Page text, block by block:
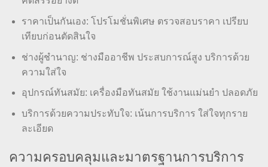
ราคาเป็นกันเอง: โปรโมชั่นพิเศษ ตรวจสอบราคา เปรียบ
เทียบก่อนตัดสินใจ
ช่างผู้ชำนาญ: ช่างมืออาชีพ ประสบการณ์สูง บริการด้วย
ความใส่ใจ
อุปกรณ์ทันสมัย: เครื่องมือทันสมัย ใช้งานแม่นยำ ปลอดภัย
บริการด้วยความประทับใจ: เน้นการบริการ ใส่ใจทุกราย
ละเอียด
ความครอบคลุมและมาตรฐานการบริการ